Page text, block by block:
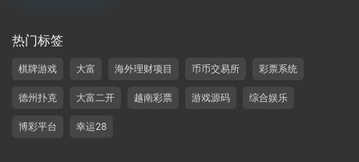
热门标签
棋牌游戏 大富 海外理财项目 币币交易所 彩票系统
德州扑克 大富二开 越南彩票 游戏源码 综合娱乐
博彩平台 幸运28